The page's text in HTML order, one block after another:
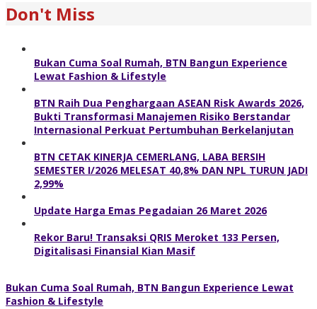
Don't Miss
Bukan Cuma Soal Rumah, BTN Bangun Experience
Lewat Fashion & Lifestyle
BTN Raih Dua Penghargaan ASEAN Risk Awards 2026,
Bukti Transformasi Manajemen Risiko Berstandar
Internasional Perkuat Pertumbuhan Berkelanjutan
BTN CETAK KINERJA CEMERLANG, LABA BERSIH
SEMESTER I/2026 MELESAT 40,8% DAN NPL TURUN JADI
2,99%
Update Harga Emas Pegadaian 26 Maret 2026
Rekor Baru! Transaksi QRIS Meroket 133 Persen,
Digitalisasi Finansial Kian Masif
Bukan Cuma Soal Rumah, BTN Bangun Experience Lewat
Fashion & Lifestyle